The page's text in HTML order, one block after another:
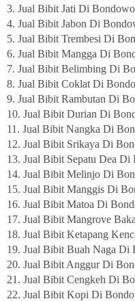
3. Jual Bibit Jati Di
4. Jual Bibit Jabon Di
5. Jual Bibit Trembesi Di
6. Jual Bibit Mangga Di
7. Jual Bibit Belimbing Di
8. Jual Bibit Coklat Di
9. Jual Bibit Rambutan Di
10. Jual Bibit Durian Di
11. Jual Bibit Nangka Di
12. Jual Bibit Srikaya Di
13. Jual Bibit Sepatu Dea Di
14. Jual Bibit Melinjo Di
15. Jual Bibit Manggis Di
16. Jual Bibit Matoa Di
17. Jual Bibit Mangrove
18. Jual Bibit Ketapang
19. Jual Bibit Buah Naga Di
20. Jual Bibit Anggur Di
21. Jual Bibit Cengkeh Di
22. Jual Bibit Kopi Di